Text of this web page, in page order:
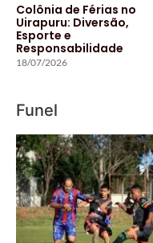
Colônia de Férias no
Uirapuru: Diversão,
Esporte e
Responsabilidade
18/07/2026
Funel